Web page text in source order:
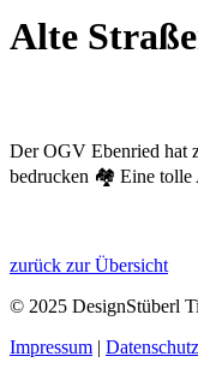
Alte
Der OGV Ebenried hat
bedrucken 🏘️ Eine tolle
zurück zur Übersicht
© 2025 DesignStüberl
Impressum |